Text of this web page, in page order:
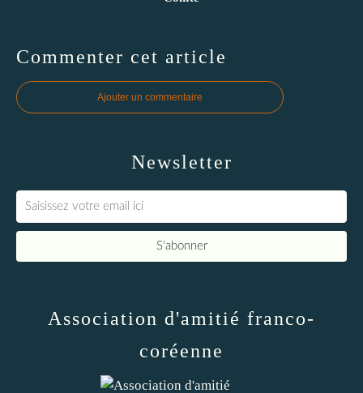
Commenter cet article
Ajouter un commentaire
Newsletter
Association d'amitié franco-
coréenne